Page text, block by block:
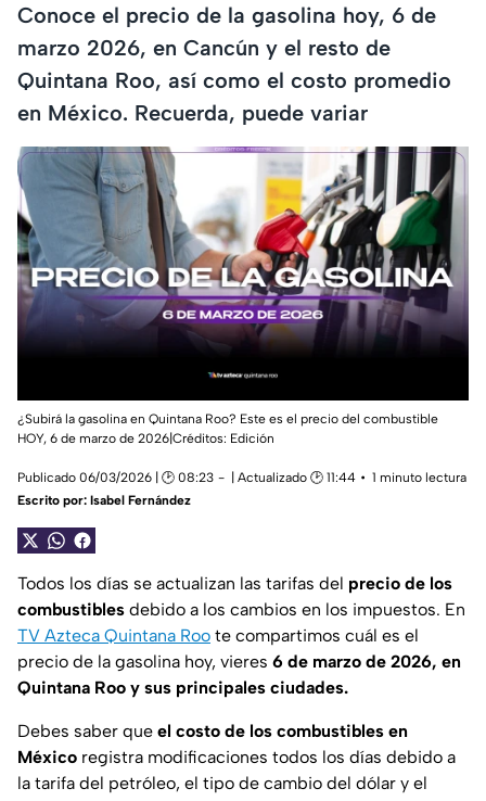
Conoce el precio de la gasolina hoy, 6 de
marzo 2026, en Cancún y el resto de
Quintana Roo, así como el costo promedio
en México. Recuerda, puede variar
¿Subirá la gasolina en Quintana Roo? Este es el precio del combustible
HOY, 6 de marzo de 2026|Créditos: Edición
Publicado 06/03/2026 | 🕑 08:23 | Actualizado 🕑 11:44
1 minuto lectura
Escrito por: Isabel Fernández
Todos los días se actualizan las tarifas del precio de los
combustibles debido a los cambios en los impuestos. En
TV Azteca Quintana Roo te compartimos cuál es el
precio de la gasolina hoy, vieres 6 de marzo de 2026, en
Quintana Roo y sus principales ciudades.
Debes saber que el costo de los combustibles en
México registra modificaciones todos los días debido a
la tarifa del petróleo, el tipo de cambio del dólar y el